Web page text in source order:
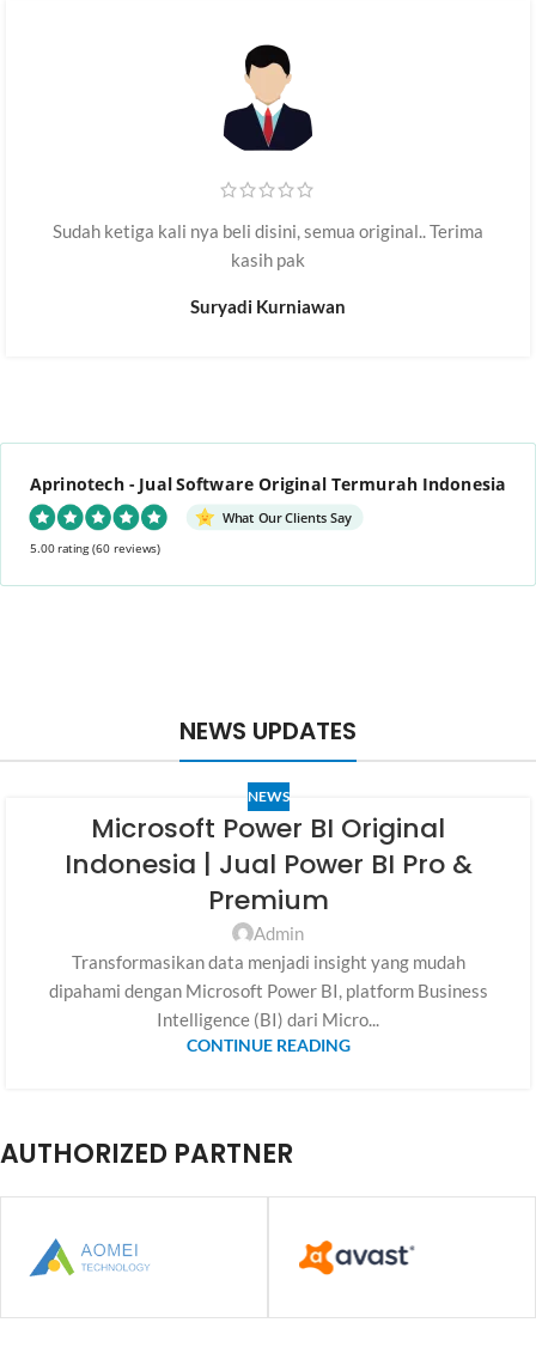
Sudah ketiga kali nya beli disini, semua original.. Terima
kasih pak
Suryadi Kurniawan
Aprinotech - Jual Software Original Termurah Indonesia
What Our Clients Say
5.00 rating(60 reviews)
NEWS UPDATES
NEWS
Microsoft Power BI Original
Indonesia | Jual Power BI Pro &
Premium
Admin
Transformasikan data menjadi insight yang mudah
dipahami dengan Microsoft Power BI, platform Business
Intelligence (BI) dari Micro...
CONTINUE READING
AUTHORIZED PARTNER